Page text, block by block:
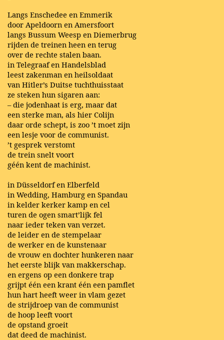
Langs Enschedee en Emmerik
door Apeldoorn en Amersfoort
langs Bussum Weesp en Diemerbrug
rijden de treinen heen en terug
over de rechte stalen baan.
in Telegraaf en Handelsblad
leest zakenman en heilsoldaat
van Hitler’s Duitse tuchthuisstaat
ze steken hun sigaren aan:
– die jodenhaat is erg, maar dat
een sterke man, als hier Colijn
daar orde schept, is zoo ’t moet zijn
een lesje voor de communist.
’t gesprek verstomt
de trein snelt voort
géén kent de machinist.
in Düsseldorf en Elberfeld
in Wedding, Hamburg en Spandau
in kelder kerker kamp en cel
turen de ogen smart’lijk fel
naar ieder teken van verzet.
de leider en de stempelaar
de werker en de kunstenaar
de vrouw en dochter hunkeren naar
het eerste blijk van makkerschap.
en ergens op een donkere trap
grijpt één een krant één een pamflet
hun hart heeft weer in vlam gezet
de strijdroep van de communist
de hoop leeft voort
de opstand groeit
dat deed de machinist.